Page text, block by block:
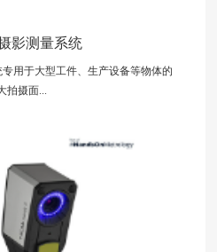
影测量系统
用于大型工件、生产设备等物体的
摄面...